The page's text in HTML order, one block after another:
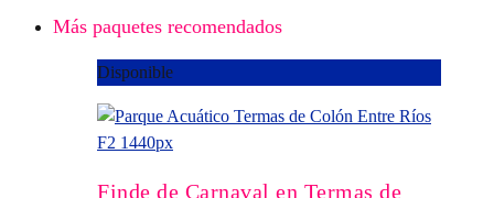
Más paquetes recomendados
Disponible
Finde de Carnaval en Termas de